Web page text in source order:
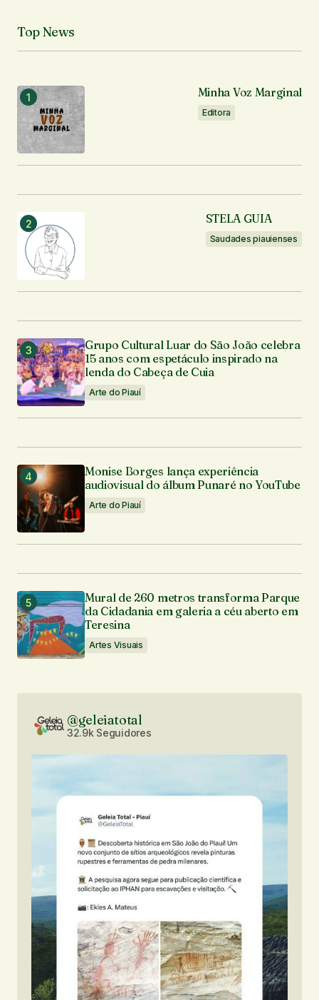
O seu endereço de e-mail não será publicado.
Comentário
Seu nome*
Seu e-mail
Enviar comentário
Top News
Minha Voz Marginal
Editora
STELA GUIA
Saudades piauienses
Grupo Cultural Luar do São João celebra
15 anos com espetáculo inspirado na
lenda do Cabeça de Cuia
Arte do Piauí
Monise Borges lança experiência
audiovisual do álbum Punaré no YouTube
Arte do Piauí
Mural de 260 metros transforma Parque
da Cidadania em galeria a céu aberto em
Teresina
Artes Visuais
@geleiatotal
32.9k Seguidores